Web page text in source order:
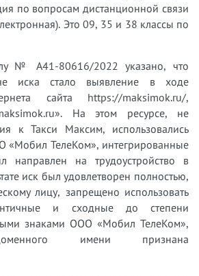
по вопросам дистанционной связи
Это 09, 35 и 38 классы по
№ А41-80616/2022 указано, что
иска стало выявление в ходе
сайта https://maksimok.ru/,
На этом ресурсе, не
к Такси Максим, использовались
«Мобил ТелеКом», интегрированные
на трудоустройство в
иск был удовлетворен полностью,
лицу, запрещено использовать
и сходные до степени
знаками ООО «Мобил ТелеКом»,
имени признана